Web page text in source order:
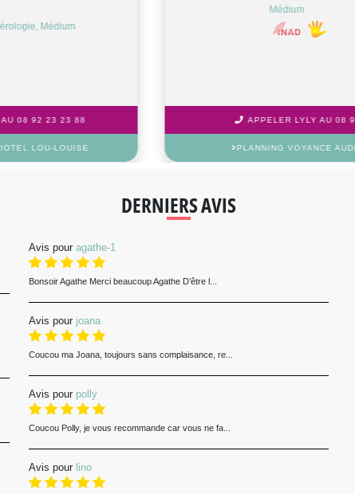
APPELER LYLY AU 08 92 23 23 88
PLANNING VOYANCE AUDIOTEL LYLY
DERNIERS AVIS
Avis pour agathe-1
Bonsoir Agathe Merci beaucoup Agathe D’être l...
Avis pour joana
Coucou ma Joana, toujours sans complaisance, re...
Avis pour polly
Coucou Polly, je vous recommande car vous ne fa...
Avis pour lino